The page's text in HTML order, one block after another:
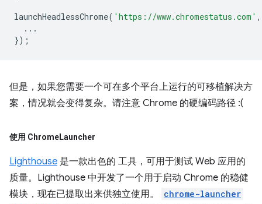
launchHeadlessChrome( 'https://www.chromestatus.com' ,
...
});
但是，如果您需要一个可在多个平台上运行的可移植解决方
案，情况就会变得复杂。请注意 Chrome 的硬编码路径 :(
使用 ChromeLauncher
Lighthouse 是一款出色的 工具，可用于测试 Web 应用的
质量。Lighthouse 中开发了一个用于启动 Chrome 的稳健
模块，现在已提取出来供独立使用。
chrome-launcher